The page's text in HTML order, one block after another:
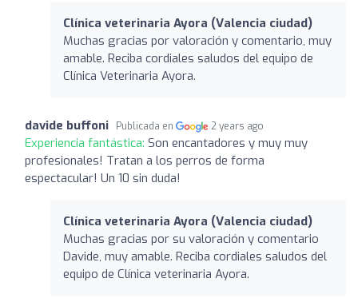
Clínica veterinaria Ayora (Valencia ciudad)
Muchas gracias por valoración y comentario, muy
amable. Reciba cordiales saludos del equipo de
Clínica Veterinaria Ayora.
davide buffoni Publicada en 2 years ago
Experiencia fantástica: Son encantadores y muy muy
profesionales! Tratan a los perros de forma
espectacular! Un 10 sin duda!
Clínica veterinaria Ayora (Valencia ciudad)
Muchas gracias por su valoración y comentario
Davide, muy amable. Reciba cordiales saludos del
equipo de Clínica veterinaria Ayora.